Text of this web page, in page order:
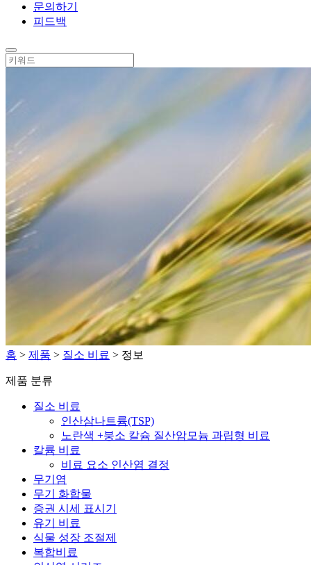
문의하기
피드백
홈 > 제품 > 질소 비료 > 정보
제품 분류
질소 비료
인산삼나트륨(TSP)
노란색 +붕소 칼슘 질산암모늄 과립형 비료
칼륨 비료
비료 요소 인산염 결정
무기염
무기 화합물
증권 시세 표시기
유기 비료
식물 성장 조절제
복합비료